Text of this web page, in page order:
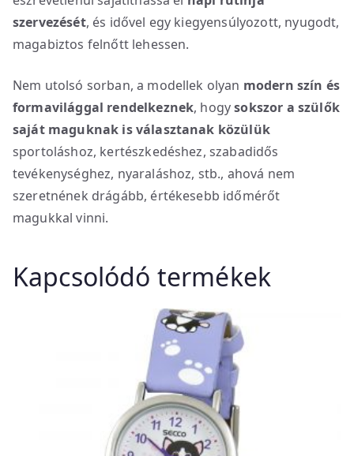
szervezését, és idővel egy kiegyensúlyozott, nyugodt,
magabiztos felnőtt lehessen.
Nem utolsó sorban, a modellek olyan modern szín és
formavilággal rendelkeznek, hogysokszor a szülők
saját maguknak is választanak közülük
sportoláshoz, kertészkedéshez, szabadidős
tevékenységhez, nyaraláshoz, stb., ahová nem
szeretnének drágább, értékesebb időmérőt
magukkal vinni.
Kapcsolódó termékek